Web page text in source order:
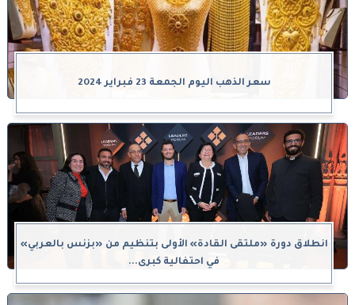
سعر الذهب اليوم الجمعة 23 فبراير 2024
انطلاق دورة «ملتقى القادة» الأولى بتنظيم من «بزنس بالعربي»
في احتفالية كبرى...